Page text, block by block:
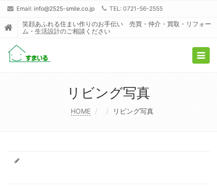
Email: info@2525-smile.co.jp TEL: 0721-56-2555
笑顔あふれる住まい作りのお手伝い 売買・仲介・買取・リフォー
ム・生活設計のご相談ください
リビング写真
HOME リビング写真